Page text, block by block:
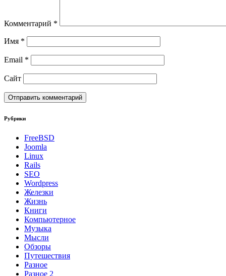
Комментарий *
Имя *
Email *
Сайт
Рубрики
FreeBSD
Joomla
Linux
Rails
SEO
Wordpress
Железки
Жизнь
Книги
Компьютерное
Музыка
Мысли
Обзоры
Путешествия
Разное
Разное 2